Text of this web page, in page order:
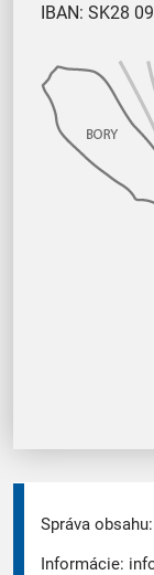
IBAN: SK28
Správa obsahu:
Informácie: